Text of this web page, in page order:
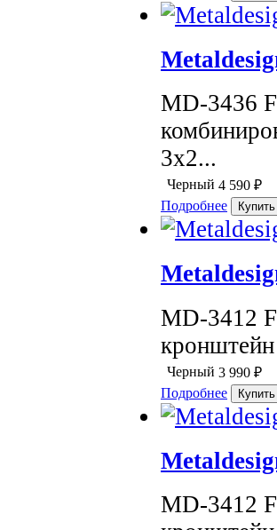
MD-3436
3х2...
Черный 4 590 ₽
Подробнее
MD-3412
Черный 3 990 ₽
Подробнее
MD-3412